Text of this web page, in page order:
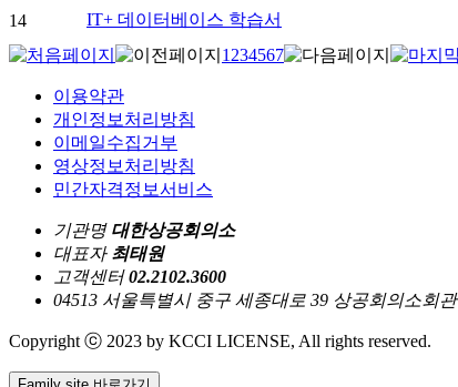
14
IT+ 데이터베이스 학습서
1 234567
이용약관
개인정보처리방침
이메일수집거부
영상정보처리방침
민간자격정보서비스
기관명 대한상공회의소
대표자 최태원
고객센터 02.2102.3600
04513 서울특별시 중구 세종대로 39 상공회의소회관
Copyright ⓒ 2023 by KCCI LICENSE, All rights reserved.